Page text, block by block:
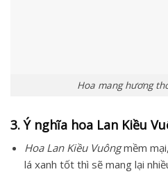
Hoa mang hương
3. Ý nghĩa hoa Lan Kiều
Hoa Lan Kiều Vuôngmềm
lá xanh tốt thì sẽ mang lại